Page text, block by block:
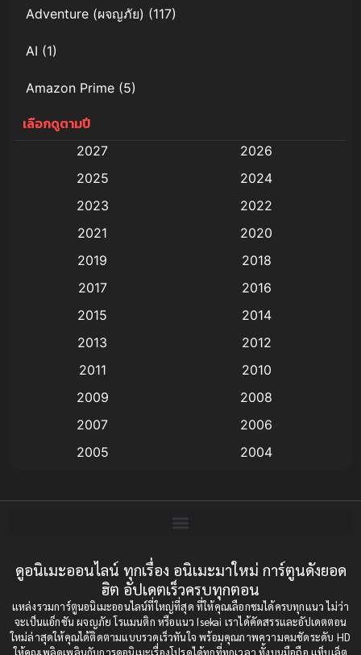
Adventure (ผจญภัย) (117)
AI (1)
Amazon Prime (5)
Anal (ประตูหลัง)
Animation การ์ตูน
Animation อนิเมะ
Animation แอนิเมชัน
(9)
Big tits (นมใหญ่)
Bitch (ผู้หญิงร่าน)
Bondage (ทาส)(1)
boys love(1)
Censored (เซ็นเซอร์) (19)
เลือกดูตามปี
2027
2026
2025
2024
2023
2022
2021
2020
2019
2018
2017
2016
2015
2014
2013
2012
2011
2010
2009
2008
2007
2006
2005
2004
1997
1996
1993
1992
1991
1990
1989
1988
ดูอนิเมะออนไลน์ ทุกเรื่อง อนิเมะมาใหม่ การ์ตูนดังยอด
ฮิต อัปเดตเร็วครบทุกตอน
แหล่งรวมการ์ตูนอนิเมะออนไลน์ที่ใหญ่ที่สุด ที่ให้คุณเลือกชมได้ครบทุกแนว ไม่ว่า
จะเป็นแอ็กชัน ผจญภัย โรแมนติก หรือแนว Isekai เราได้คัดสรรและอัปเดตตอน
ใหม่ล่าสุดให้คุณได้ติดตามแบบรวดเร็วทันใจ พร้อมคุณภาพความคมชัดระดับ HD